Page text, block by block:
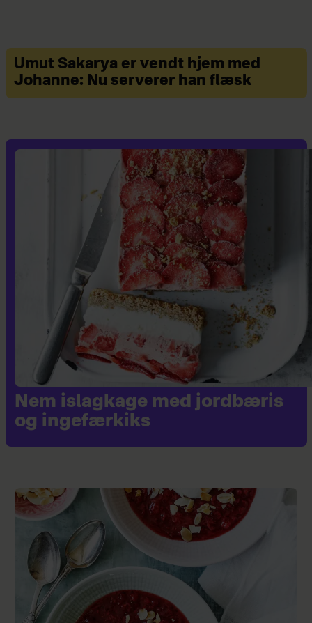
Umut Sakarya er vendt hjem med
Johanne: Nu serverer han flæsk
Nem islagkage med jordbæris
og ingefærkiks